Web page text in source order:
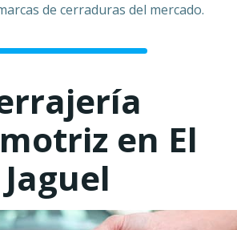
de cerraduras del mercado.
en El
Jaguel